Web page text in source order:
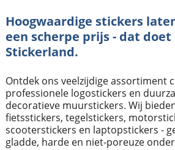
Hoogwaardige stickers
een scherpe prijs - dat doet
Stickerland.
Ontdek ons veelzijdige assortiment
professionele logostickers en
decoratieve muurstickers. Wij
fietsstickers, tegelstickers,
scooterstickers en laptopstickers -
gladde, harde en niet-poreuze